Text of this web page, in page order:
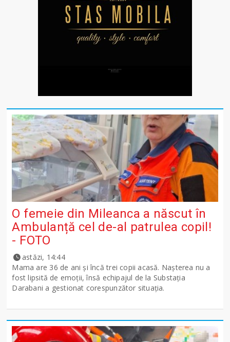
O femeie din Mileanca a născut în
Ambulanță cel de-al patrulea copil!
- FOTO
astăzi, 14:44
Mama are 36 de ani și încă trei copii acasă. Nașterea nu a
fost lipsită de emoții, însă echipajul de la Substația
Darabani a gestionat corespunzător situația.